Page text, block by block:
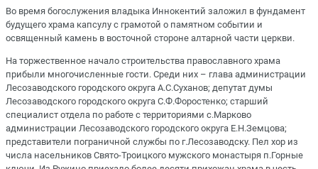
Во время богослужения владыка Иннокентий заложил в фундамент
будущего храма капсулу с грамотой о памятном событии и
освященный камень в восточной стороне алтарной части церкви.
На торжественное начало строительства православного храма
прибыли многочисленные гости. Среди них – глава администрации
Лесозаводского городского округа А.С.Суханов; депутат думы
Лесозаводского городского округа С.Ф.Форостенко; старший
специалист отдела по работе с территориями с.Марково
администрации Лесозаводского городского округа Е.Н.Земцова;
представители пограничной службы по г.Лесозаводску. Пел хор из
числа насельников Свято-Троицкого мужского монастыря п.Горные